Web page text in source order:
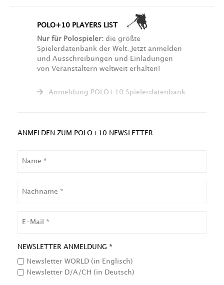
POLO+10 PLAYERS LIST
Nur für Polospieler: die größte
Spielerdatenbank der Welt. Jetzt anmelden
und Ausschreibungen und Einladungen
von Veranstaltern weltweit erhalten!
Anmeldung POLO+10 Spielerdatenbank
ANMELDEN ZUM POLO+10 NEWSLETTER
NEWSLETTER ANMELDUNG *
Newsletter WORLD (in Englisch)
Newsletter D/A/CH (in Deutsch)